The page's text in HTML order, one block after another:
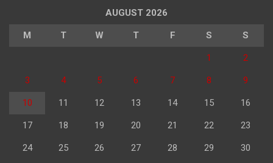
AUGUST 2026
M T W T F S S
1 2
3 4 5 6 7 8 9
10 11 12 13 14 15 16
17 18 19 20 21 22 23
24 25 26 27 28 29 30